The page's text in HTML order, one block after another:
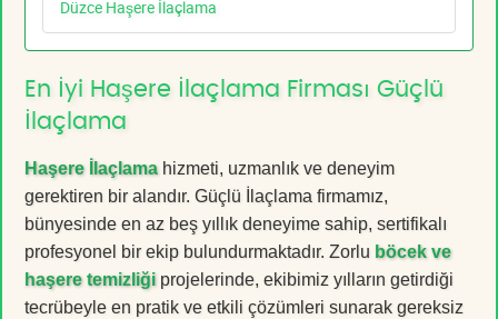
Düzce Haşere İlaçlama
En İyi Haşere İlaçlama Firması Güçlü
İlaçlama
Haşere İlaçlamahizmeti, uzmanlık ve deneyim
gerektiren bir alandır. Güçlü İlaçlama firmamız,
bünyesinde en az beş yıllık deneyime sahip, sertifikalı
profesyonel bir ekip bulundurmaktadır. Zorlu böcek ve
haşere temizliği projelerinde, ekibimiz yılların getirdiği
tecrübeyle en pratik ve etkili çözümleri sunarak gereksiz